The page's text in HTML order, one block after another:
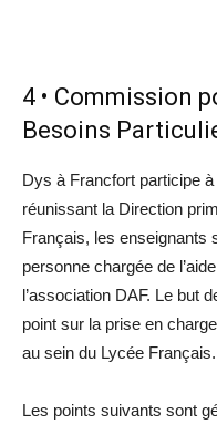
4 • Commission
Besoins
Dys à Francfort participe
réunissant la Direction
Français, les enseignants
personne chargée de
l’association DAF. Le but
point sur la prise en
au sein du Lycée Français.
Les points suivants sont